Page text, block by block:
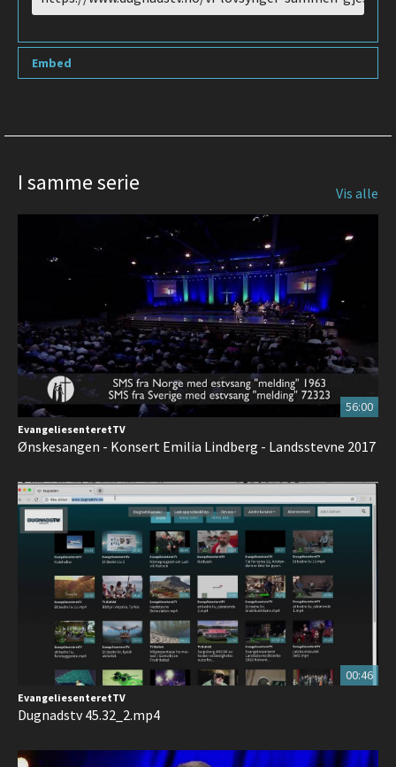
to
Embed
I samme serie Vis alle
56:00
EvangeliesenteretTV
Ønskesangen - Konsert Emilia Lindberg - Landsstevne 2017
00:46
EvangeliesenteretTV
Dugnadstv 45.32_2.mp4